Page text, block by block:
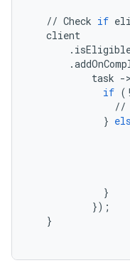
// Check if
client
.
.
task ->
if ( !
//
}
}
});
}